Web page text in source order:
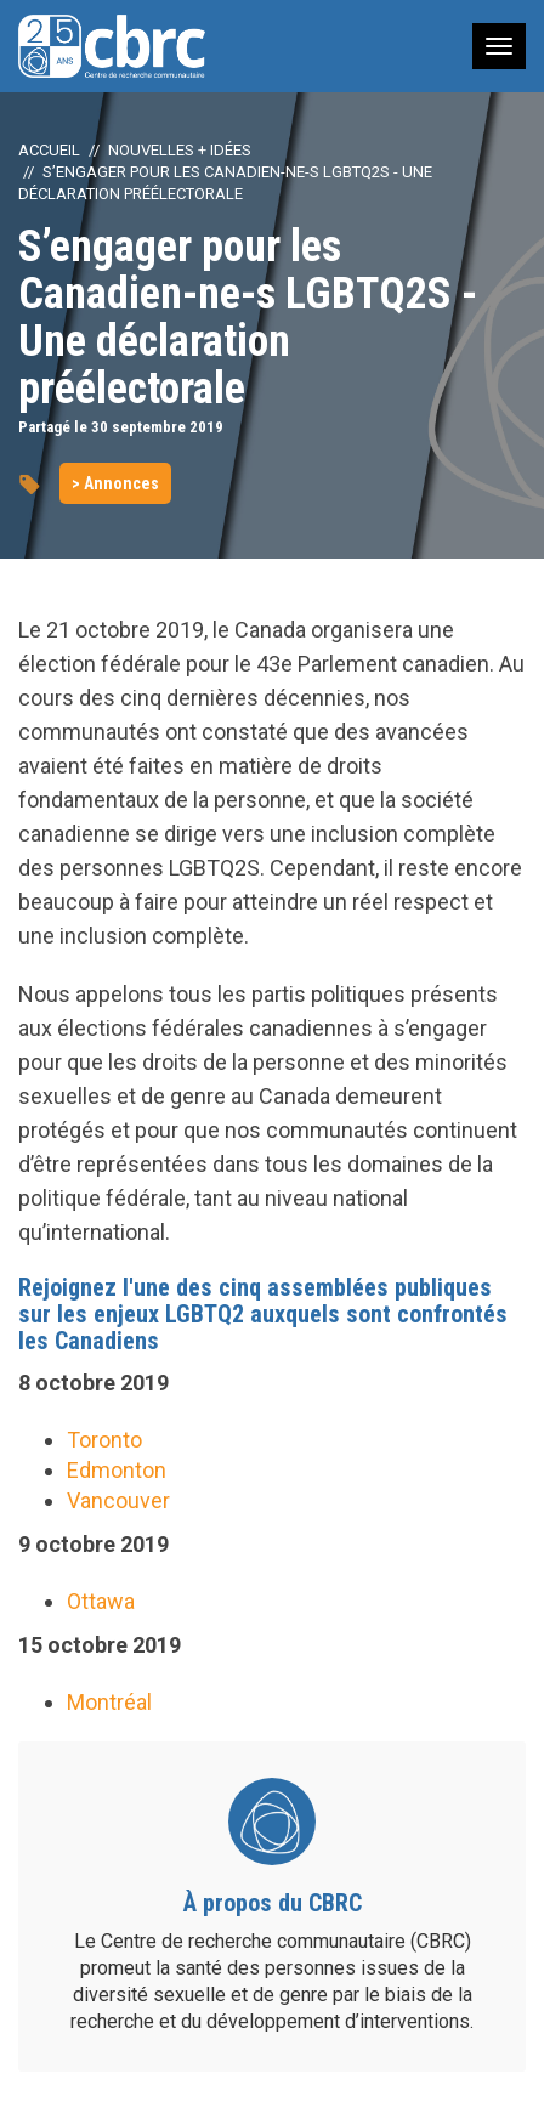
à
ACCUEIL
NOUVELLES + IDÉES
S’ENGAGER POUR LES CANADIEN-NE-S LGBTQ2S - UNE
DÉCLARATION PRÉÉLECTORALE
S’engager pour les
Canadien-ne-s LGBTQ2S -
Une déclaration
préélectorale
Partagé le 30 septembre 2019
> Annonces
Le 21 octobre 2019, le Canada organisera une
élection fédérale pour le 43e Parlement canadien. Au
cours des cinq dernières décennies, nos
communautés ont constaté que des avancées
avaient été faites en matière de droits
fondamentaux de la personne, et que la société
canadienne se dirige vers une inclusion complète
des personnes LGBTQ2S. Cependant, il reste encore
beaucoup à faire pour atteindre un réel respect et
une inclusion complète.
Nous appelons tous les partis politiques présents
aux élections fédérales canadiennes à s’engager
pour que les droits de la personne et des minorités
sexuelles et de genre au Canada demeurent
protégés et pour que nos communautés continuent
d’être représentées dans tous les domaines de la
politique fédérale, tant au niveau national
qu’international.
Rejoignez l'une des cinq assemblées publiques
sur les enjeux LGBTQ2 auxquels sont confrontés
les Canadiens
8 octobre 2019
Toronto
Edmonton
Vancouver
9 octobre 2019
Ottawa
15 octobre 2019
Montréal
À propos du CBRC
Le Centre de recherche communautaire (CBRC)
promeut la santé des personnes issues de la
diversité sexuelle et de genre par le biais de la
recherche et du développement d’interventions.